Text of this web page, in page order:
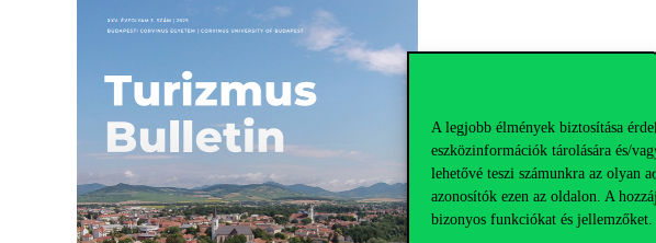
A legjobb élmények biztosítása
eszközinformációk tárolására és/
lehetővé teszi számunkra az olyan
azonosítók ezen az oldalon. A
bizonyos funkciókat és jellemzőket.